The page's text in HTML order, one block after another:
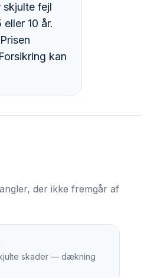
fejl
10 år.
kan
der ikke fremgår af
skader — dækning